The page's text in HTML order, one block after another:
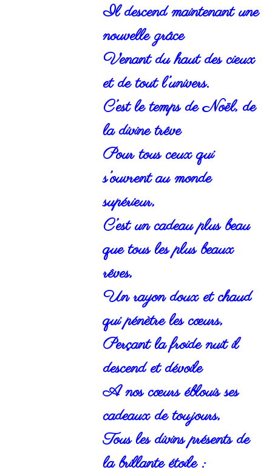
Il descend maintenant une
nouvelle grâce
Venant du haut des cieux
et de tout l’univers.
C’est le temps de Noël, de
la divine trêve
Pour tous ceux qui
s’ouvrent au monde
supérieur,
C’est un cadeau plus beau
que tous les plus beaux
rêves,
Un rayon doux et chaud
qui pénètre les cœurs,
Perçant la froide nuit il
descend et dévoile
A nos cœurs éblouis ses
cadeaux de toujours,
Tous les divins présents de
la brillante étoile :